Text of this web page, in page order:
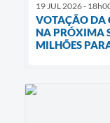
19 JUL 2026 -
VOTAÇÃO DA
NA PRÓXIMA
MILHÕES